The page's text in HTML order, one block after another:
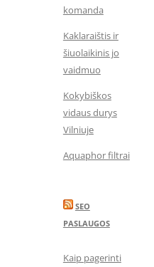
komanda
Kaklaraištis ir
šiuolaikinis jo
vaidmuo
Kokybiškos
vidaus durys
Vilniuje
Aquaphor filtrai
SEO
PASLAUGOS
Kaip pagerinti